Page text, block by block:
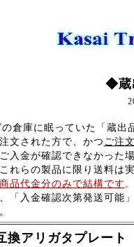
◆蔵
倉庫に眠っていた「蔵
文された方で、かつ ご注
入金が確認できなかった
れらの製品に限り送料は
品代金分のみで結構です
「入金確認次第発送可能
換アリガタプレート